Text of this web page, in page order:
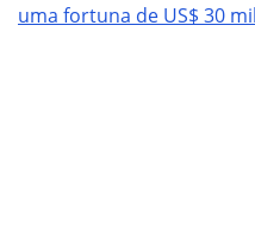
uma fortuna de US$ 30